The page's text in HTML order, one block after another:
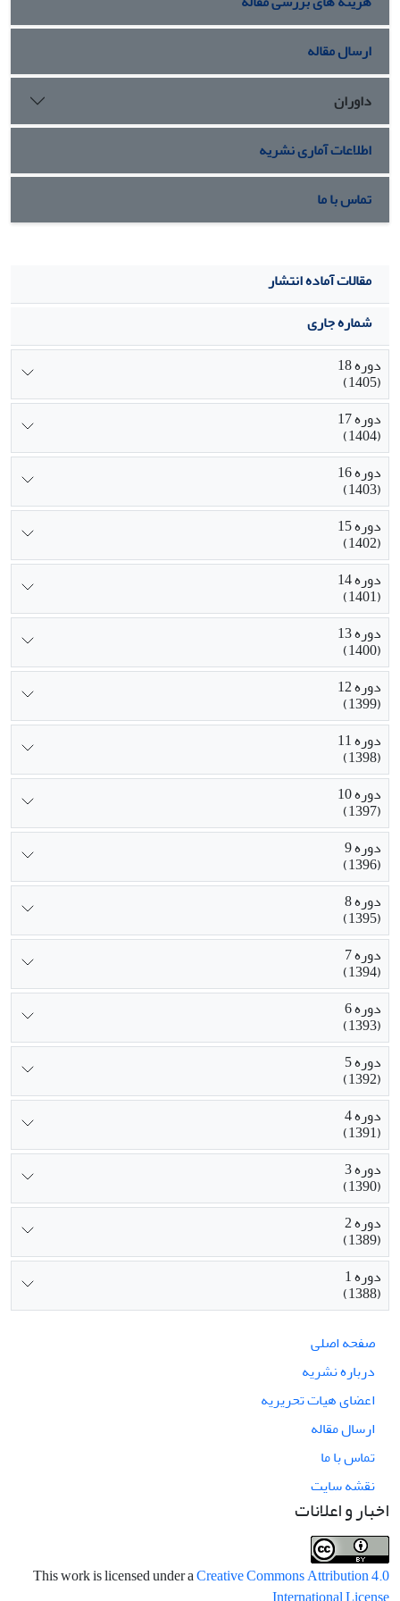
ارسال مقاله
داوران
اطلاعات آماری نشریه
تماس با ما
مقالات آماده انتشار
شماره جاری
دوره 18
(1405)
دوره 17
(1404)
دوره 16
(1403)
دوره 15
(1402)
دوره 14
(1401)
دوره 13
(1400)
دوره 12
(1399)
دوره 11
(1398)
دوره 10
(1397)
دوره 9
(1396)
دوره 8
(1395)
دوره 7
(1394)
دوره 6
(1393)
دوره 5
(1392)
دوره 4
(1391)
دوره 3
(1390)
دوره 2
(1389)
دوره 1
(1388)
صفحه اصلی
درباره نشریه
اعضای هیات تحریریه
ارسال مقاله
تماس با ما
نقشه سایت
اخبار و اعلانات
This work is licensed under aCreative Commons Attribution 4.0